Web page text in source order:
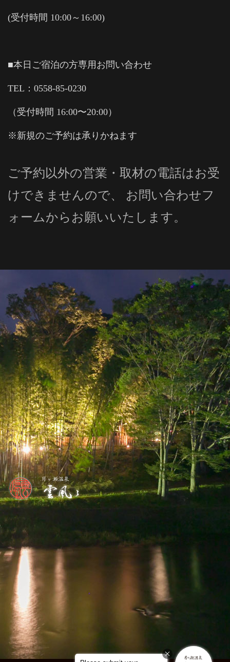
(受付時間 10:00～16:00)
■本日ご宿泊の方専用お問い合わせ
TEL：0558-85-0230
（受付時間 16:00〜20:00）
※新規のご予約は承りかねます
ご予約以外の営業・取材の電話はお受
けできませんので、 お問い合わせフ
ォームからお願いいたします。